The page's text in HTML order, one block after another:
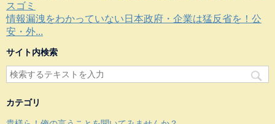
スゴミ
情報漏洩をわかっていない日本政府・企業は猛反省を！公
安・外...
サイト内検索
カテゴリ